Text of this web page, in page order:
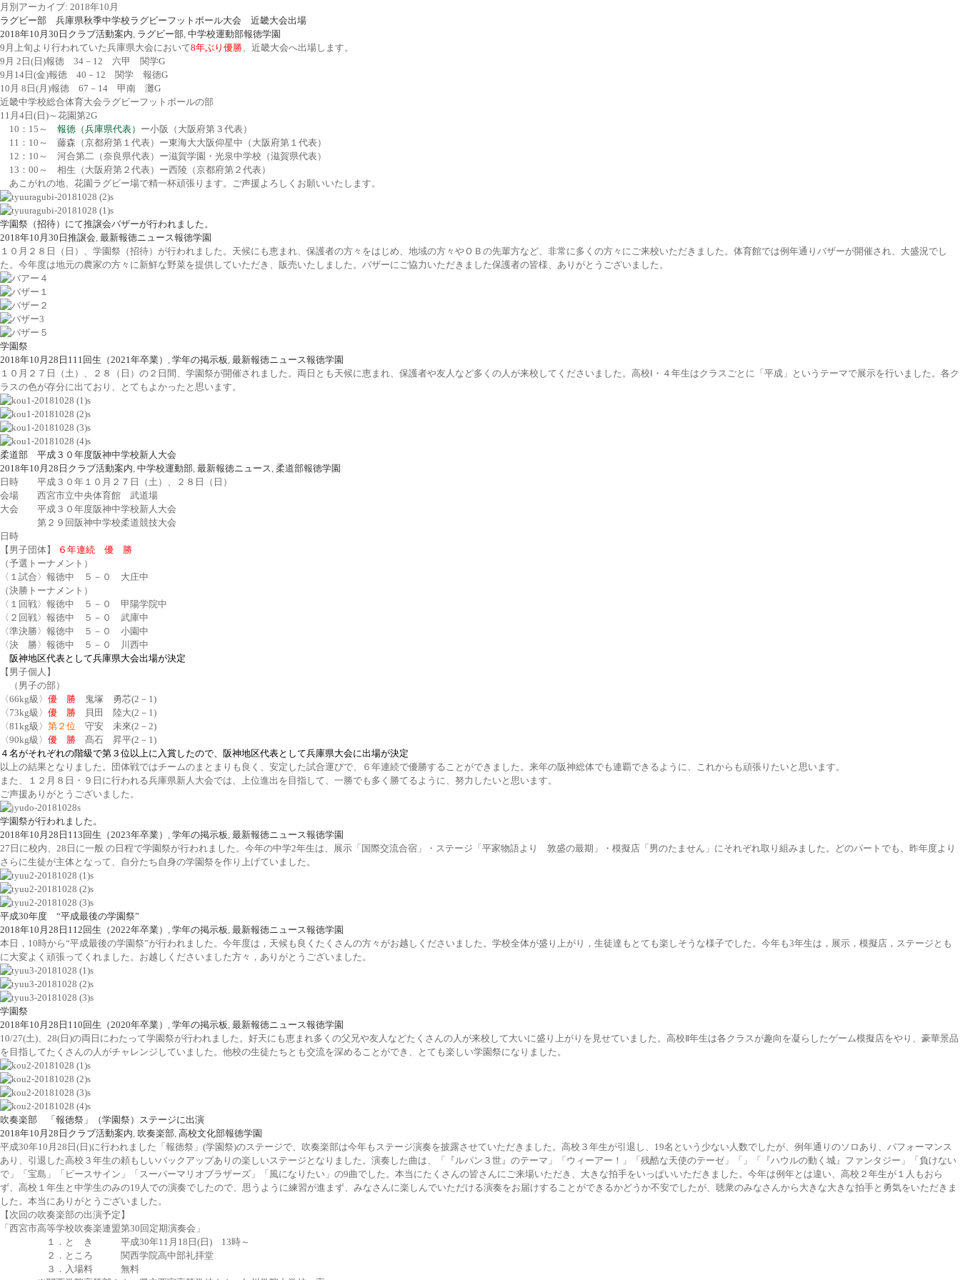
月別アーカイブ: 2018年10月
ラグビー部 兵庫県秋季中学校ラグビーフットボール大会 近畿大会出場
2018年10月30日 クラブ活動案内, ラグビー部, 中学校運動部報徳学園
9月上旬より行われていた兵庫県大会において8年ぶり優勝、近畿大会へ出場します。
9月 2日(日)報徳 34－12 六甲 関学G
9月14日(金)報徳 40－12 関学 報徳G
10月 8日(月)報徳 67－14 甲南 灘G
近畿中学校総合体育大会ラグビーフットボールの部
11月4日(日)～花園第2G
10：15～ 報徳（兵庫県代表） ー小阪（大阪府第３代表）
11：10～ 藤森（京都府第１代表）ー東海大大阪仰星中（大阪府第１代表）
12：10～ 河合第二（奈良県代表）ー滋賀学園・光泉中学校（滋賀県代表）
13：00～ 相生（大阪府第２代表）ー西陵（京都府第２代表）
あこがれの地、花園ラグビー場で精一杯頑張ります。ご声援よろしくお願いいたします。
学園祭（招待）にて推譲会バザーが行われました。
2018年10月30日 推譲会, 最新報徳ニュース報徳学園
１０月２８日（日）、学園祭（招待）が行われました。天候にも恵まれ、保護者の方々をはじめ、地域の方々やＯＢの先輩方など、非常に多くの方々にご来校いただきました。体育館では例年通りバザーが開催され、大盛況でし
た。今年度は地元の農家の方々に新鮮な野菜を提供していただき、販売いたしました。バザーにご協力いただきました保護者の皆様、ありがとうございました。
学園祭
2018年10月28日 111回生（2021年卒業） , 学年の掲示板, 最新報徳ニュース報徳学園
１０月２７日（土）、２８（日）の２日間、学園祭が開催されました。両日とも天候に恵まれ、保護者や友人など多くの人が来校してくださいました。高校Ⅰ・４年生はクラスごとに「平成」というテーマで展示を行いました。各ク
ラスの色が存分に出ており、とてもよかったと思います。
柔道部 平成３０年度阪神中学校新人大会
2018年10月28日 クラブ活動案内, 中学校運動部, 最新報徳ニュース, 柔道部報徳学園
日時 平成３０年１０月２７日（土）、２８日（日）
会場 西宮市立中央体育館 武道場
大会 平成３０年度阪神中学校新人大会
第２９回阪神中学校柔道競技大会
日時
【男子団体】
６年連続 優 勝
（予選トーナメント）
〈１試合〉報徳中 ５－０ 大庄中
（決勝トーナメント）
〈１回戦〉報徳中 ５－０ 甲陽学院中
〈２回戦〉報徳中 ５－０ 武庫中
〈準決勝〉報徳中 ５－０ 小園中
〈決 勝〉報徳中 ５－０ 川西中
阪神地区代表として兵庫県大会出場が決定
【男子個人】
（男子の部）
〈66kg級〉 優 勝 鬼塚 勇芯(2－1)
〈73kg級〉 優 勝 貝田 陸大(2－1)
〈81kg級〉 第２位 守安 未來(2－2)
〈90kg級〉 優 勝 髙石 昇平(2－1)
４名がそれぞれの階級で第３位以上に入賞したので、阪神地区代表として兵庫県大会に出場が決定
以上の結果となりました。団体戦ではチームのまとまりも良く、安定した試合運びで、６年連続で優勝することができました。来年の阪神総体でも連覇できるように、これからも頑張りたいと思います。
また、１２月８日・９日に行われる兵庫県新人大会では、上位進出を目指して、一勝でも多く勝てるように、努力したいと思います。
ご声援ありがとうございました。
学園祭が行われました。
2018年10月28日 113回生（2023年卒業） , 学年の掲示板, 最新報徳ニュース報徳学園
27日に校内、28日に一般 の日程で学園祭が行われました。今年の中学2年生は、展示「国際交流合宿」・ステージ「平家物語より 敦盛の最期」・模擬店「男のたません」にそれぞれ取り組みました。どのパートでも、昨年度より
さらに生徒が主体となって、自分たち自身の学園祭を作り上げていました。
平成30年度 “平成最後の学園祭”
2018年10月28日 112回生（2022年卒業） , 学年の掲示板, 最新報徳ニュース報徳学園
本日，10時から“平成最後の学園祭”が行われました。今年度は，天候も良くたくさんの方々がお越しくださいました。学校全体が盛り上がり，生徒達もとても楽しそうな様子でした。今年も3年生は，展示，模擬店，ステージとも
に大変よく頑張ってくれました。お越しくださいました方々，ありがとうございました。
学園祭
2018年10月28日 110回生（2020年卒業） , 学年の掲示板, 最新報徳ニュース報徳学園
10/27(土)、28(日)の両日にわたって学園祭が行われました。好天にも恵まれ多くの父兄や友人などたくさんの人が来校して大いに盛り上がりを見せていました。高校Ⅱ年生は各クラスが趣向を凝らしたゲーム模擬店をやり、豪華景品
を目指してたくさんの人がチャレンジしていました。他校の生徒たちとも交流を深めることができ、とても楽しい学園祭になりました。
吹奏楽部 「報徳祭」（学園祭）ステージに出演
2018年10月28日 クラブ活動案内, 吹奏楽部, 高校文化部報徳学園
平成30年10月28日(日)に行われました「報徳祭」(学園祭)のステージで、吹奏楽部は今年もステージ演奏を披露させていただきました。高校３年生が引退し、19名という少ない人数でしたが、例年通りのソロあり、パフォーマンス
あり、引退した高校３年生の頼もしいバックアップありの楽しいステージとなりました。演奏した曲は、「『ルパン３世』のテーマ」「ウィーアー！」「残酷な天使のテーゼ」「」「『ハウルの動く城』ファンタジー」「負けない
で」「宝島」「ピースサイン」「スーパーマリオブラザーズ」「風になりたい」の9曲でした。本当にたくさんの皆さんにご来場いただき、大きな拍手をいっぱいいただきました。今年は例年とは違い、高校２年生が１人もおら
ず、高校１年生と中学生のみの19人での演奏でしたので、思うように練習が進まず、みなさんに楽しんでいただける演奏をお届けすることができるかどうか不安でしたが、聴衆のみなさんから大きな大きな拍手と勇気をいただきま
した。本当にありがとうございました。
【次回の吹奏楽部の出演予定】
「西宮市高等学校吹奏楽連盟第30回定期演奏会」
１．と き 平成30年11月18日(日) 13時～
２．ところ 関西学院高中部礼拝堂
３．入場料 無料